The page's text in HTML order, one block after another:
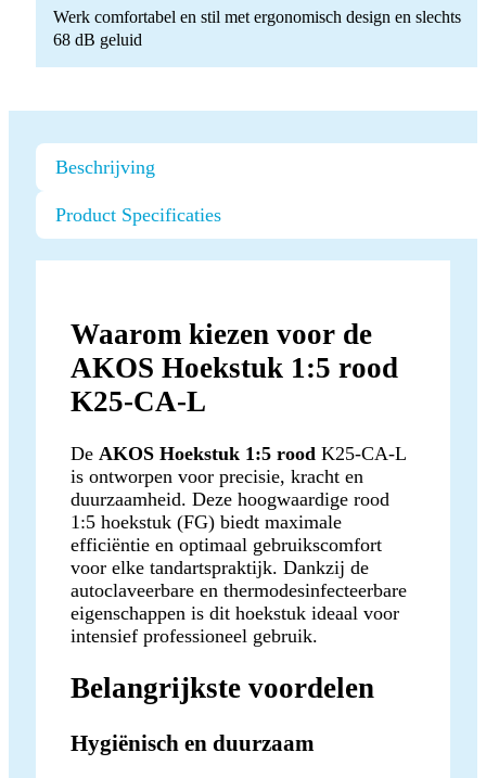
Werk comfortabel en stil met ergonomisch design en slechts
68 dB geluid
Beschrijving
Product Specificaties
Waarom kiezen voor de
AKOS Hoekstuk 1:5 rood
K25-CA-L
De AKOS Hoekstuk 1:5 rood K25-CA-L
is ontworpen voor precisie, kracht en
duurzaamheid. Deze hoogwaardige rood
1:5 hoekstuk (FG) biedt maximale
efficiëntie en optimaal gebruikscomfort
voor elke tandartspraktijk. Dankzij de
autoclaveerbare en thermodesinfecteerbare
eigenschappen is dit hoekstuk ideaal voor
intensief professioneel gebruik.
Belangrijkste voordelen
Hygiënisch en duurzaam